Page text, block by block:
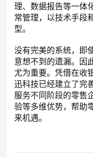
理、数据报告等一体
常管理，以技术手段
型。
没有完美的系统，即
意想不到的遗漏。因
尤为重要。凭借在收
迅科技已经建立了完
服务不同阶段的零售
验等多维优势，帮助
来机遇。